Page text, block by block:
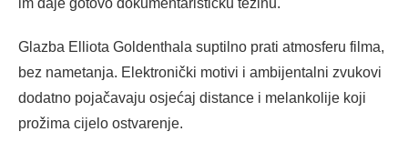
im daje gotovo dokumentarističku težinu.
Glazba Elliota Goldenthala suptilno prati atmosferu filma,
bez nametanja. Elektronički motivi i ambijentalni zvukovi
dodatno pojačavaju osjećaj distance i melankolije koji
prožima cijelo ostvarenje.